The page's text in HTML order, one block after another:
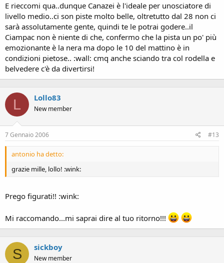
E rieccomi qua..dunque Canazei è l'ideale per unosciatore di
livello medio..ci son piste molto belle, oltretutto dal 28 non ci
sarà assolutamente gente, quindi te le potrai godere..il
Ciampac non è niente di che, confermo che la pista un po' più
emozionante è la nera ma dopo le 10 del mattino è in
condizioni pietose.. :wall: cmq anche sciando tra col rodella e
belvedere c'è da divertirsi!
L Lollo83
New member
7 Gennaio 2006 #13
antonio ha detto:
grazie mille, lollo! :wink:
Prego figurati!! :wink:
Mi raccomando...mi saprai dire al tuo ritorno!!!
S sickboy
New member